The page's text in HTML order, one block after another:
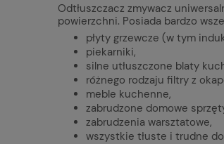
Odtłuszczacz zmywacz
powierzchni. Posiada bardzo
płyty grzewcze (w tym
piekarniki,
silne utłuszczone blaty
różnego rodzaju filtry z
meble kuchenne,
zabrudzone domowe
zabrudzenia warsztatowe,
wszystkie tłuste i trudne